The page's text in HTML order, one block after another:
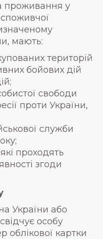
проживання у
мають:
територій
бойових дій
свободи
проти України,
служби
проходять
згоди
України або
особу
облікової картки